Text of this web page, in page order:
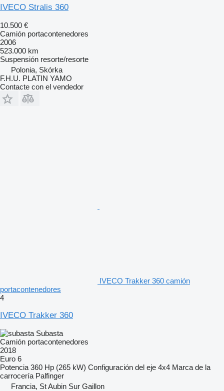
IVECO Stralis 360
10.500 €
Camión portacontenedores
2006
523.000 km
Suspensión resorte/resorte
Polonia, Skórka
F.H.U. PLATIN YAMO
Contacte con el vendedor
IVECO Trakker 360 camión
portacontenedores
4
IVECO Trakker 360
Subasta
Camión portacontenedores
2018
Euro 6
Potencia 360 Hp (265 kW) Configuración del eje 4x4 Marca de la
carrocería Palfinger
Francia, St Aubin Sur Gaillon